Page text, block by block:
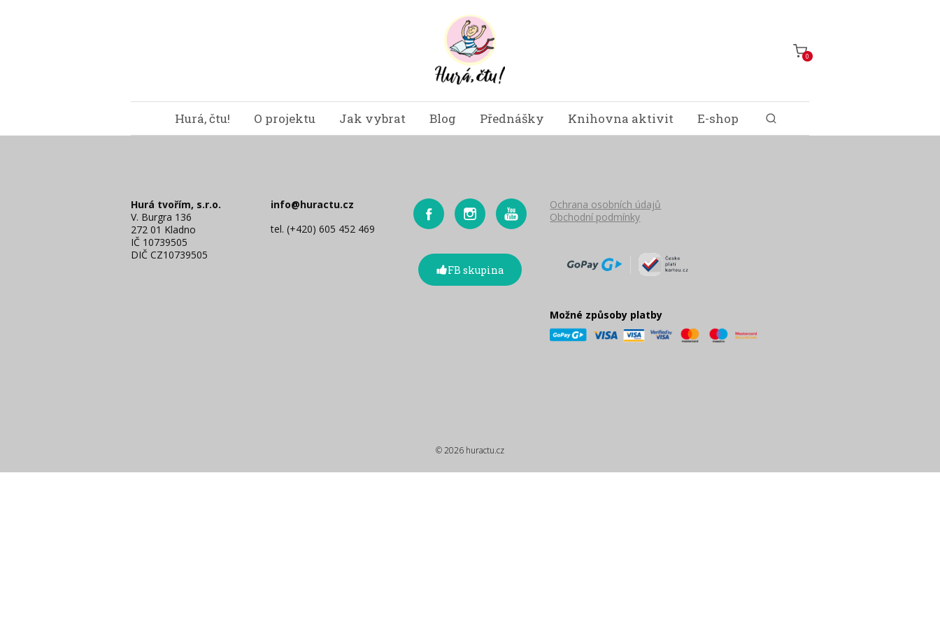
0
Hurá, čtu! O projektu Jak vybrat Blog Přednášky Knihovna aktivit E-shop
Hurá tvořím, s.r.o.
V. Burgra 136
272 01 Kladno
IČ 10739505
DIČ CZ10739505
info@huractu.cz
tel. (+420) 605 452 469
FB skupina
Ochrana osobních údajů
Obchodní podmínky
Možné způsoby platby
© 2026 huractu.cz